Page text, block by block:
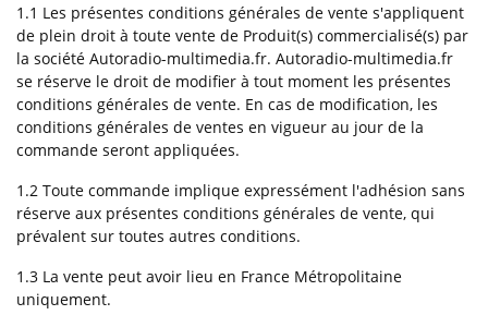
1.1 Les présentes conditions générales de vente s'appliquent
de plein droit à toute vente de Produit(s) commercialisé(s) par
la société Autoradio-multimedia.fr. Autoradio-multimedia.fr
se réserve le droit de modifier à tout moment les présentes
conditions générales de vente. En cas de modification, les
conditions générales de ventes en vigueur au jour de la
commande seront appliquées.
1.2 Toute commande implique expressément l'adhésion sans
réserve aux présentes conditions générales de vente, qui
prévalent sur toutes autres conditions.
1.3 La vente peut avoir lieu en France Métropolitaine
uniquement.